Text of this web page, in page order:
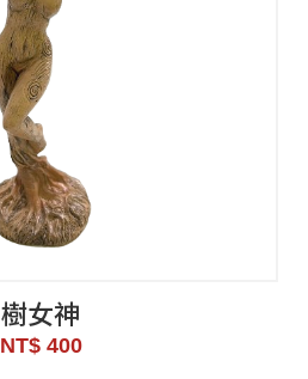
樹女神
NT$ 400